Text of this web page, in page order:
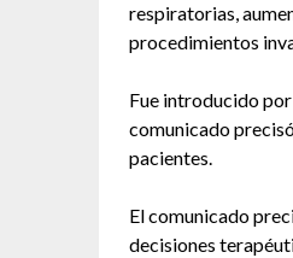
respiratorias,
procedimientos
Fue introducido por
comunicado
pacientes.
El comunicado
decisiones